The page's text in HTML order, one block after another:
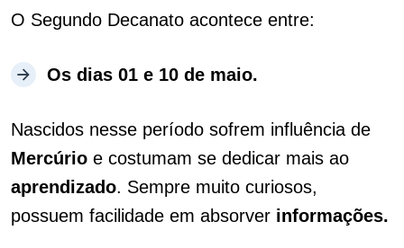
O Segundo Decanato acontece entre:
Os dias 01 e 10 de maio.
Nascidos nesse período sofrem influência de
Mercúrio e costumam se dedicar mais ao
aprendizado. Sempre muito curiosos,
possuem facilidade em absorver informações.